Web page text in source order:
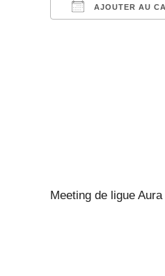
AJOUTER AU
Meeting de ligue